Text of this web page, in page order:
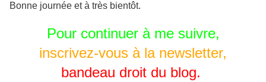
Bonne journée et à très bientôt.
Pour continuer à me suivre,
inscrivez-vous à la newsletter,
bandeau droit du blog.